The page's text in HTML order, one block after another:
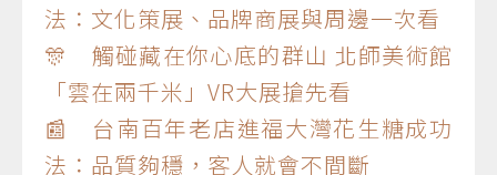
法：文化策展、品牌商展與周邊一次看
🎊 觸碰藏在你心底的群山 北師美術館
「雲在兩千米」VR大展搶先看
📰 台南百年老店進福大灣花生糖成功
法：品質夠穩，客人就會不間斷